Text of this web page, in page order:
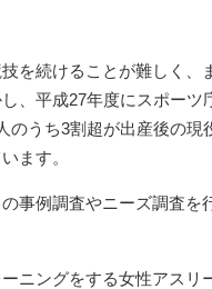
を続けることが難しく、
、平成27年度にスポー
うち3割超が出産後の
ます。
事例調査やニーズ調査を
ニングをする女性アス